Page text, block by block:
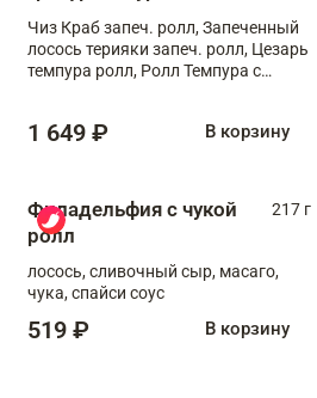
Чиз Краб запеч. ролл, Запеченный
лосось терияки запеч. ролл, Цезарь
темпура ролл, Ролл Темпура с
1 649 ₽ В корзину
Филадельфия с чукой
ролл
217 г
лосось, сливочный сыр, масаго,
чука, спайси соус
519 ₽ В корзину